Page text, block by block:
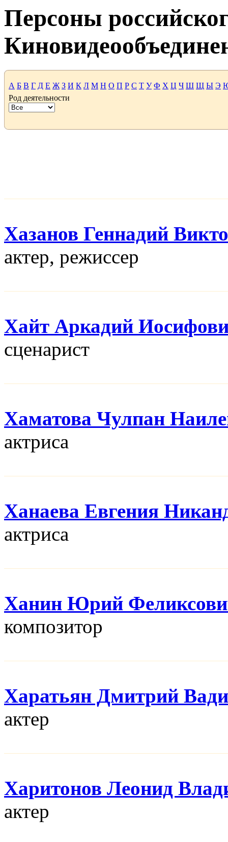
Персоны
А Б В Г Д Е Ж З И К Л М Н О П Р С Т У Ф Х Ц Ч Ш Щ Ы Э
Род деятельности
Хазанов Геннадий
актер, режисcер
Хайт Аркадий
сценарист
Хаматова Чулпан
актриса
Ханаева Евгения
актриса
Ханин Юрий
композитор
Харатьян Дмитрий
актер
Харитонов Леонид
актер